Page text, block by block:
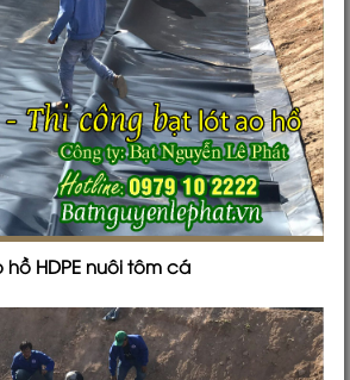
HDPE nuôi tôm cá